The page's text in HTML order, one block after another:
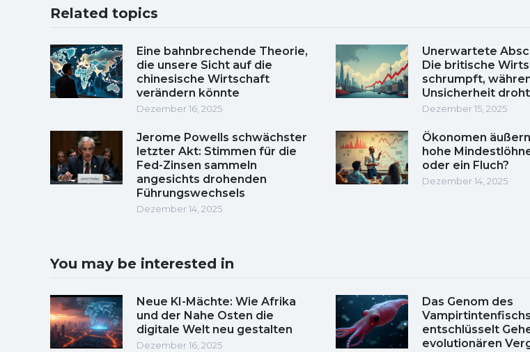
Related topics
Eine bahnbrechende Theorie,
die unsere Sicht auf die
chinesische Wirtschaft
verändern könnte
Dezember 16, 2025
Unerwartete
Die britische
schrumpft,
Unsicherheit droht
Dezember 15, 2025
Jerome Powells schwächster
letzter Akt: Stimmen für die
Fed-Zinsen sammeln
angesichts drohenden
Führungswechsels
Dezember 14, 2025
Ökonomen
hohe
oder ein Fluch?
Dezember 14, 2025
You may be interested in
Neue KI-Mächte: Wie Afrika
und der Nahe Osten die
digitale Welt neu gestalten
Dezember 16, 2025
Das Genom des
Vampirtintenfischs
entschlüsselt
evolutionären